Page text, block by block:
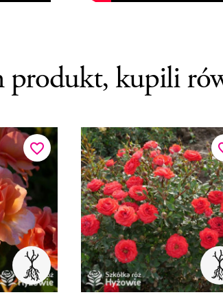
produkt, kupili
favorite_border